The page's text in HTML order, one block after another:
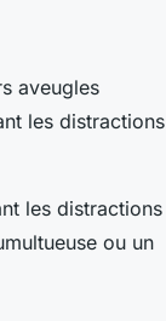
aveugles
les distractions
les distractions
ou un